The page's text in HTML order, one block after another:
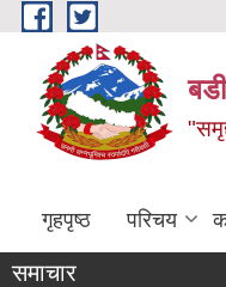
Skip to main content
गृहपृष्ठ परिचय
समाचार